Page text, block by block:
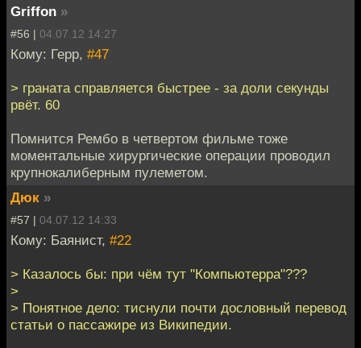
Griffon »
#56 | 04.07.12 14:27
Кому: Герр, #47
> граната справляется быстрее - за доли секунды
рвёт. 60
Помнится Рембо в четвертом фильме тоже
моментальные хирургические операции проводил
крупнокалиберным пулеметом.
Дюк »
#57 | 04.07.12 14:33
Кому: Баянист, #22
> Казалось бы: при чём тут "Компьютерра"???
>
> Понятное дело: тиснули почти дословный перевод
статьи о пассажире из Википедии.